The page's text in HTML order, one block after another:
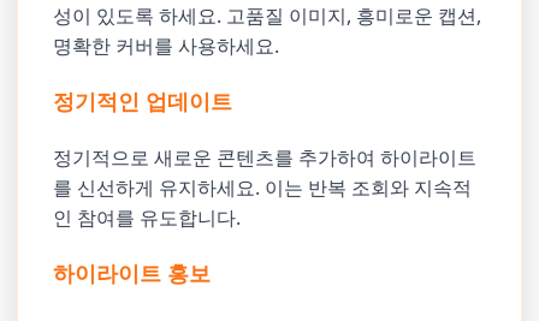
성이 있도록 하세요. 고품질 이미지, 흥미로운 캡션,
명확한 커버를 사용하세요.
정기적인 업데이트
정기적으로 새로운 콘텐츠를 추가하여 하이라이트
를 신선하게 유지하세요. 이는 반복 조회와 지속적
인 참여를 유도합니다.
하이라이트 홍보